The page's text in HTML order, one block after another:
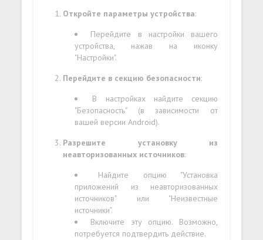
Откройте параметры устройства:
Перейдите в настройки вашего
устройства, нажав на иконку
"Настройки".
Перейдите в секцию безопасности:
В настройках найдите секцию
"Безопасность" (в зависимости от
вашей версии Android).
Разрешите установку из
неавторизованных источников:
Найдите опцию "Установка
приложений из неавторизованных
источников" или "Неизвестные
источники".
Включите эту опцию. Возможно,
потребуется подтвердить действие.